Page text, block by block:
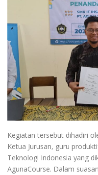
Kegiatan tersebut dihadiri
Ketua Jurusan, guru
Teknologi Indonesia yang
AgunaCourse. Dalam